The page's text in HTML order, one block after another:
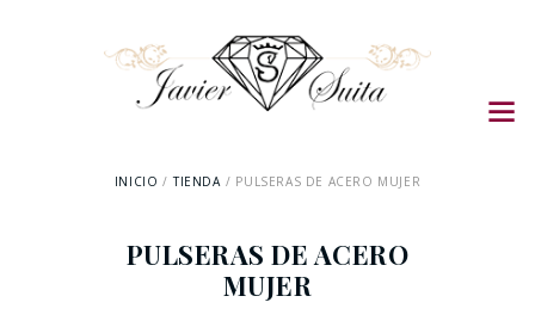
INICIO TIENDA PULSERAS DE ACERO MUJER
PULSERAS DE ACERO
MUJER